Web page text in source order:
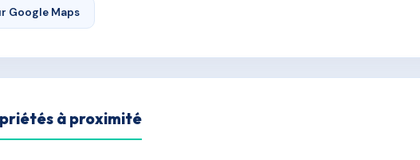
Google Maps
à proximité